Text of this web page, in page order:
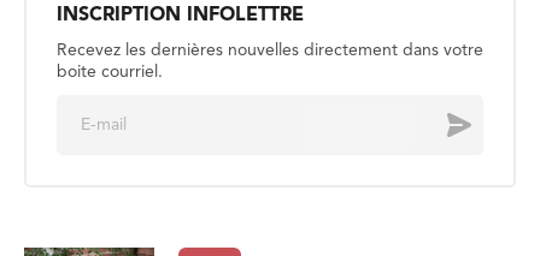
INSCRIPTION INFOLETTRE
Recevez les dernières nouvelles directement dans votre
boite courriel.
Envoyer